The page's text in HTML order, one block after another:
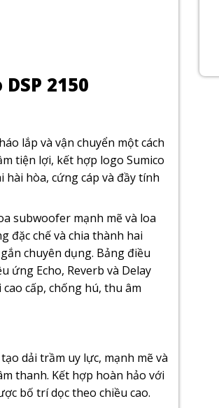
2150
lắp và vận chuyển một cách
tiện lợi, kết hợp logo Sumico
hòa, cứng cáp và đầy tính
subwoofer mạnh mẽ và loa
đặc chế và chia thành hai
chuyên dụng. Bảng điều
ứng Echo, Reverb và Delay
cấp, chống hú, thu âm
dải trầm uy lực, mạnh mẽ và
thanh. Kết hợp hoàn hảo với
bố trí dọc theo chiều cao.